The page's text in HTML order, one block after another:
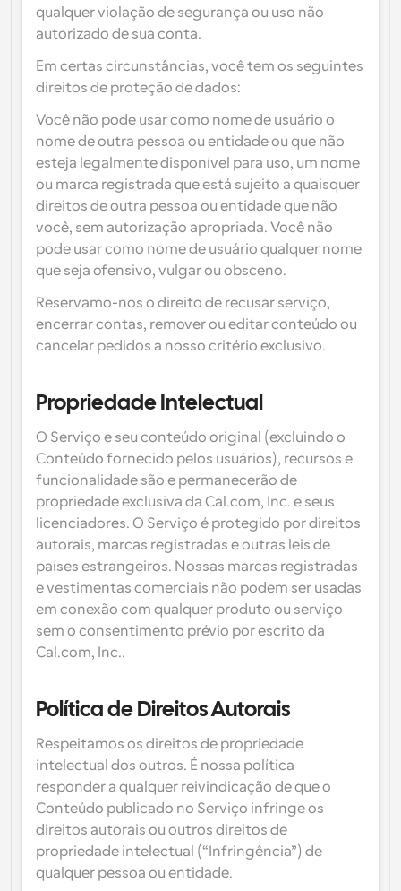
qualquer violação de segurança ou uso não
autorizado de sua conta.
Em certas circunstâncias, você tem os seguintes
direitos de proteção de dados:
Você não pode usar como nome de usuário o
nome de outra pessoa ou entidade ou que não
esteja legalmente disponível para uso, um nome
ou marca registrada que está sujeito a quaisquer
direitos de outra pessoa ou entidade que não
você, sem autorização apropriada. Você não
pode usar como nome de usuário qualquer nome
que seja ofensivo, vulgar ou obsceno.
Reservamo-nos o direito de recusar serviço,
encerrar contas, remover ou editar conteúdo ou
cancelar pedidos a nosso critério exclusivo.
Propriedade Intelectual
O Serviço e seu conteúdo original (excluindo o
Conteúdo fornecido pelos usuários), recursos e
funcionalidade são e permanecerão de
propriedade exclusiva da Cal.com, Inc. e seus
licenciadores. O Serviço é protegido por direitos
autorais, marcas registradas e outras leis de
países estrangeiros. Nossas marcas registradas
e vestimentas comerciais não podem ser usadas
em conexão com qualquer produto ou serviço
sem o consentimento prévio por escrito da
Cal.com, Inc..
Política de Direitos Autorais
Respeitamos os direitos de propriedade
intelectual dos outros. É nossa política
responder a qualquer reivindicação de que o
Conteúdo publicado no Serviço infringe os
direitos autorais ou outros direitos de
propriedade intelectual (“Infringência”) de
qualquer pessoa ou entidade.